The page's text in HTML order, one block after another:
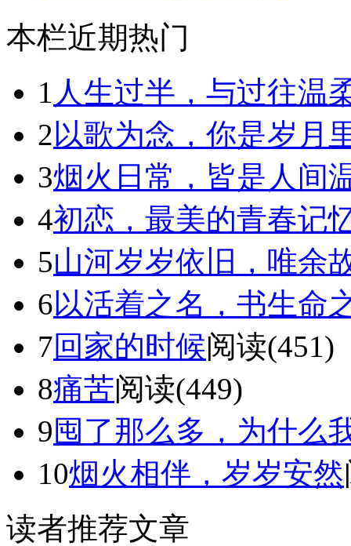
本栏近期热门
1 人生过半，与过往温
2以歌为念，你是岁月
3烟火日常，皆是人间
4初恋，最美的青春记
5山河岁岁依旧，唯余
6以活着之名，书生命
7回家的时候阅读(451)
8痛苦阅读(449)
9囤了那么多，为什么
10烟火相伴，岁岁安然
读者推荐文章